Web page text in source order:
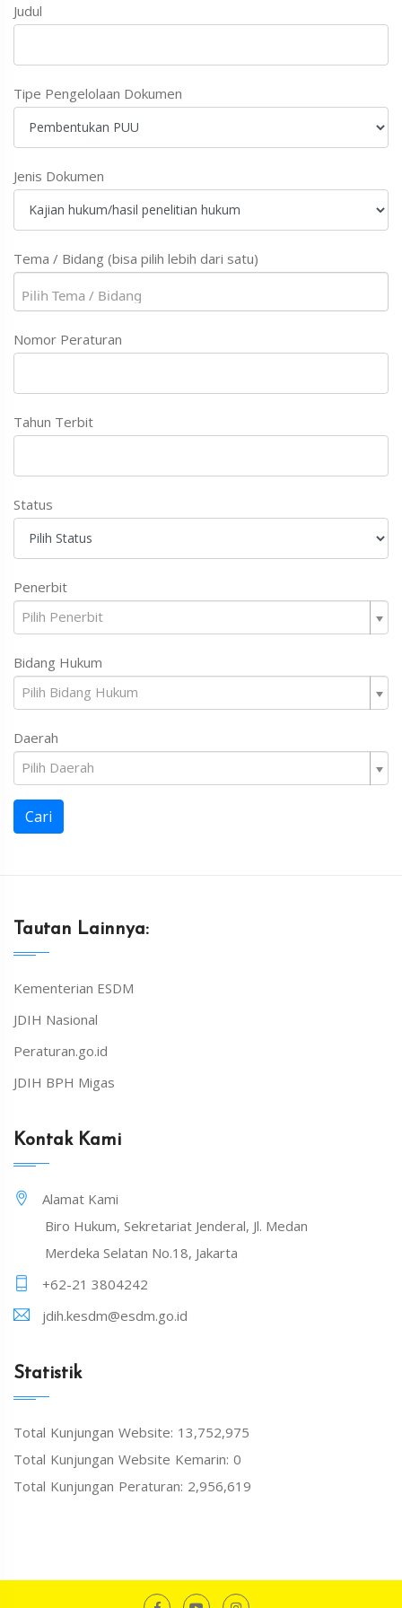
Judul
Tipe Pengelolaan Dokumen
Jenis Dokumen
Tema / Bidang (bisa pilih lebih dari satu)
Nomor Peraturan
Tahun Terbit
Status
Penerbit
Pilih Penerbit
Bidang Hukum
Pilih Bidang Hukum
Daerah
Pilih Daerah
Cari
Tautan Lainnya:
Kementerian ESDM
JDIH Nasional
Peraturan.go.id
JDIH BPH Migas
Kontak Kami
Alamat Kami
Biro Hukum, Sekretariat Jenderal, Jl. Medan
Merdeka Selatan No.18, Jakarta
+62-21 3804242
jdih.kesdm@esdm.go.id
Statistik
Total Kunjungan Website: 13,752,975
Total Kunjungan Website Kemarin: 0
Total Kunjungan Peraturan: 2,956,619